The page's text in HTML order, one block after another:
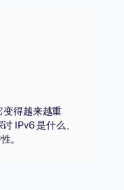
变得越来越重
IPv6 是什么、
。